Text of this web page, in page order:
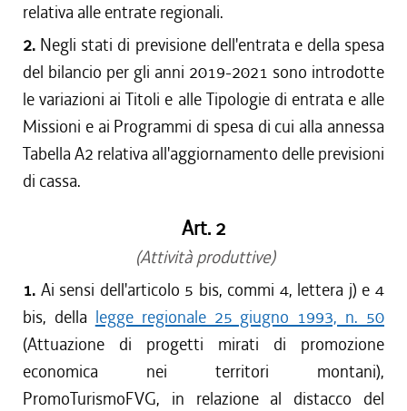
relativa alle entrate regionali.
2. Negli stati di previsione dell'entrata e della spesa
del bilancio per gli anni 2019-2021 sono introdotte
le variazioni ai Titoli e alle Tipologie di entrata e alle
Missioni e ai Programmi di spesa di cui alla annessa
Tabella A2 relativa all'aggiornamento delle previsioni
di cassa.
Art. 2
(Attività produttive)
1. Ai sensi dell'articolo 5 bis, commi 4, lettera j) e 4
bis, della legge regionale 25 giugno 1993, n. 50
(Attuazione di progetti mirati di promozione
economica nei territori montani),
PromoTurismoFVG, in relazione al distacco del